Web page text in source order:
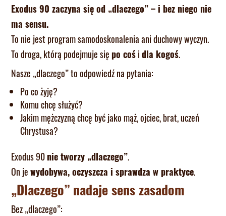
Exodus 90 zaczyna się od „dlaczego” – i bez niego nie
ma sensu.
To nie jest program samodoskonalenia ani duchowy wyczyn.
To droga, którą podejmuje się po cośidla kogoś.
Nasze „dlaczego” to odpowiedź na pytania:
Po co żyję?
Komu chcę służyć?
Jakim mężczyzną chcę być jako mąż, ojciec, brat, uczeń
Chrystusa?
Exodus 90nie tworzy „dlaczego”.
On jewydobywa, oczyszcza i sprawdza w praktyce.
„Dlaczego” nadaje sens zasadom
Bez „dlaczego”: